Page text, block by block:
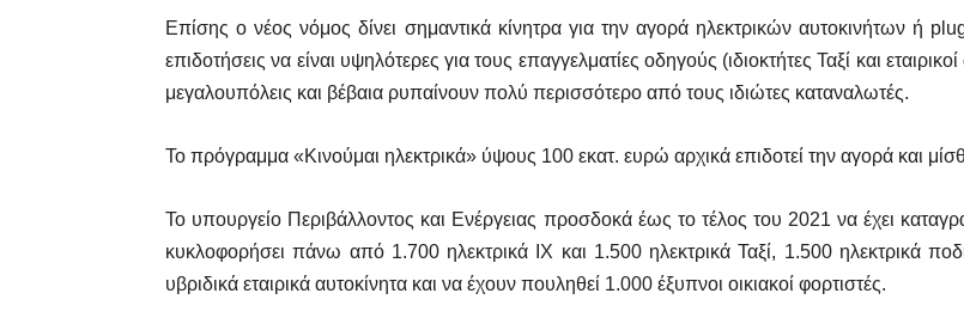
Επίσης ο νέος νόμος δίνει σημαντικά κίνητρα για την αγορά ηλεκτρικών αυτοκινήτων ή
επιδοτήσεις να είναι υψηλότερες για τους επαγγελματίες οδηγούς (ιδιοκτήτες Ταξί και
μεγαλουπόλεις και βέβαια ρυπαίνουν πολύ περισσότερο από τους ιδιώτες καταναλωτές.
Το πρόγραμμα «Κινούμαι ηλεκτρικά» ύψους 100 εκατ. ευρώ αρχικά επιδοτεί την αγορά και
Το υπουργείο Περιβάλλοντος και Ενέργειας προσδοκά έως το τέλος του 2021 να έχει
κυκλοφορήσει πάνω από 1.700 ηλεκτρικά ΙΧ και 1.500 ηλεκτρικά Ταξί, 1.500 ηλεκτρικά
υβριδικά εταιρικά αυτοκίνητα και να έχουν πουληθεί 1.000 έξυπνοι οικιακοί φορτιστές.